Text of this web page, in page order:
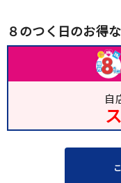
８のつく日のお得
自